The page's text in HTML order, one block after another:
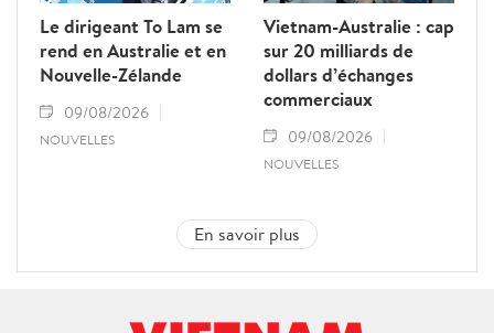
Le dirigeant To Lam se
rend en Australie et en
Nouvelle-Zélande
09/08/2026
NOUVELLES
Vietnam-Australie : cap
sur 20 milliards de
dollars d’échanges
commerciaux
09/08/2026
NOUVELLES
En savoir plus